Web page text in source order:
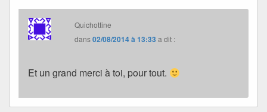
Quichottine
dans02/08/2014 à 13:33 a dit :
Et un grand merci à toi, pour tout.